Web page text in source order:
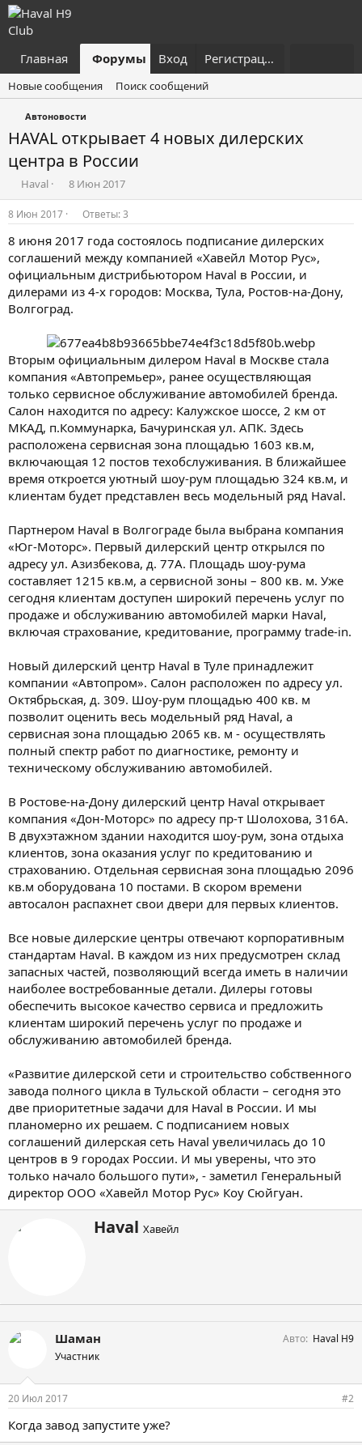
Главная Форумы Что нового?
Вход Регистрация
Новые сообщения Поиск сообщений
Автоновости
HAVAL открывает 4 новых дилерских
центра в России
А
в
т
о
р
т
е
м
ы
Haval
Д
а
а
н
а
ч
л
а
8 Июн 2017
8 Июн 2017 Ответы: 3
8 июня 2017 года состоялось подписание дилерских
соглашений между компанией «Хавейл Мотор Рус»,
официальным дистрибьютором Haval в России, и
дилерами из 4-х городов: Москва, Тула, Ростов-на-Дону,
Волгоград.
Вторым официальным дилером Haval в Москве стала
компания «Автопремьер», ранее осуществляющая
только сервисное обслуживание автомобилей бренда.
Салон находится по адресу: Калужское шоссе, 2 км от
МКАД, п.Коммунарка, Бачуринская ул. АПК. Здесь
расположена сервисная зона площадью 1603 кв.м,
включающая 12 постов техобслуживания. В ближайшее
время откроется уютный шоу-рум площадью 324 кв.м, и
клиентам будет представлен весь модельный ряд Haval.
Партнером Haval в Волгограде была выбрана компания
«Юг-Моторс». Первый дилерский центр открылся по
адресу ул. Азизбекова, д. 77А. Площадь шоу-рума
составляет 1215 кв.м, а сервисной зоны – 800 кв. м. Уже
сегодня клиентам доступен широкий перечень услуг по
продаже и обслуживанию автомобилей марки Haval,
включая страхование, кредитование, программу trade-in.
Новый дилерский центр Haval в Туле принадлежит
компании «Автопром». Салон расположен по адресу ул.
Октябрьская, д. 309. Шоу-рум площадью 400 кв. м
позволит оценить весь модельный ряд Haval, а
сервисная зона площадью 2065 кв. м - осуществлять
полный спектр работ по диагностике, ремонту и
техническому обслуживанию автомобилей.
В Ростове-на-Дону дилерский центр Haval открывает
компания «Дон-Моторс» по адресу пр-т Шолохова, 316А.
В двухэтажном здании находится шоу-рум, зона отдыха
клиентов, зона оказания услуг по кредитованию и
страхованию. Отдельная сервисная зона площадью 2096
кв.м оборудована 10 постами. В скором времени
автосалон распахнет свои двери для первых клиентов.
Все новые дилерские центры отвечают корпоративным
стандартам Haval. В каждом из них предусмотрен склад
запасных частей, позволяющий всегда иметь в наличии
наиболее востребованные детали. Дилеры готовы
обеспечить высокое качество сервиса и предложить
клиентам широкий перечень услуг по продаже и
обслуживанию автомобилей бренда.
«Развитие дилерской сети и строительство собственного
завода полного цикла в Тульской области – сегодня это
две приоритетные задачи для Haval в России. И мы
планомерно их решаем. С подписанием новых
соглашений дилерская сеть Haval увеличилась до 10
центров в 9 городах России. И мы уверены, что это
только начало большого пути», - заметил Генеральный
директор ООО «Хавейл Мотор Рус» Коу Сюйгуан.
А
вHaval Хавейл
Шаман
Участник
Авто Haval H9
20 Июл 2017 #2
Когда завод запустите уже?